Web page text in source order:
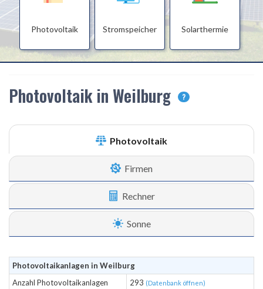
Photovoltaik Stromspeicher Solarthermie
Photovoltaik in Weilburg ?
Photovoltaik
Firmen
Rechner
Sonne
Photovoltaikanlagen in Weilburg
Anzahl Photovoltaikanlagen
293 (Datenbank öffnen)